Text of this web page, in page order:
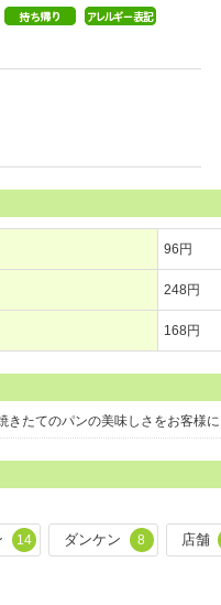
96円
248円
168円
たてのパンの美味しさをお客様
14 ダンケン 8 店舗